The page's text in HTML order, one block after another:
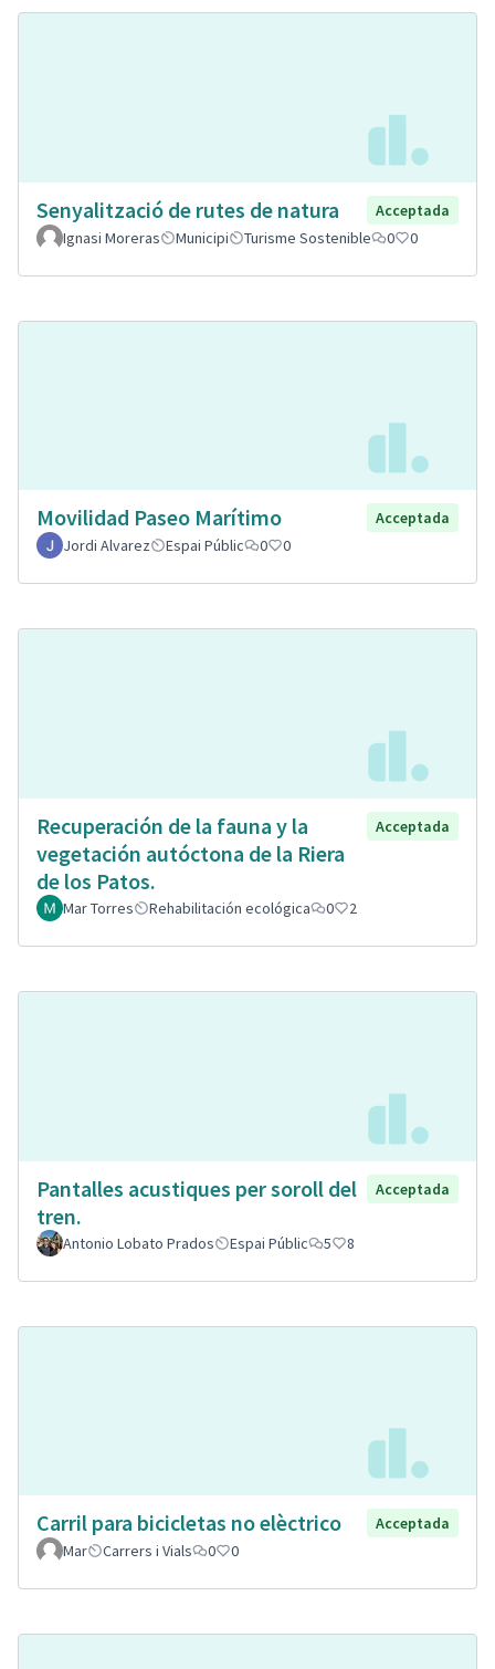
Senyalització de rutes de natura
Acceptada
Ignasi Moreras
Municipi Turisme Sostenible 0 0
Movilidad Paseo Marítimo
Acceptada
Jordi Alvarez
Espai Públic 0 0
Recuperación de la fauna y la
vegetación autóctona de la Riera
de los Patos.
Acceptada
Mar Torres Rehabilitación ecológica 0 2
Pantalles acustiques per soroll del
tren.
Acceptada
Antonio Lobato Prados Espai Públic 5 8
Carril para bicicletas no elèctrico
Acceptada
Mar
Carrers i Vials 0 0